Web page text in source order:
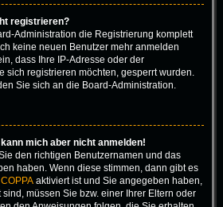
registrieren?
Administration die Registrierung komplett
keine neuen Benutzer mehr anmelden
dass Ihre IP-Adresse oder der
sich registrieren möchten, gesperrt wurden.
Sie sich an die Board-Administration.
mich aber nicht anmelden!
den richtigen Benutzernamen und das
haben. Wenn diese stimmen, dann gibt es
COPPA aktiviert ist und Sie angegeben haben,
müssen Sie bzw. einer Ihrer Eltern oder